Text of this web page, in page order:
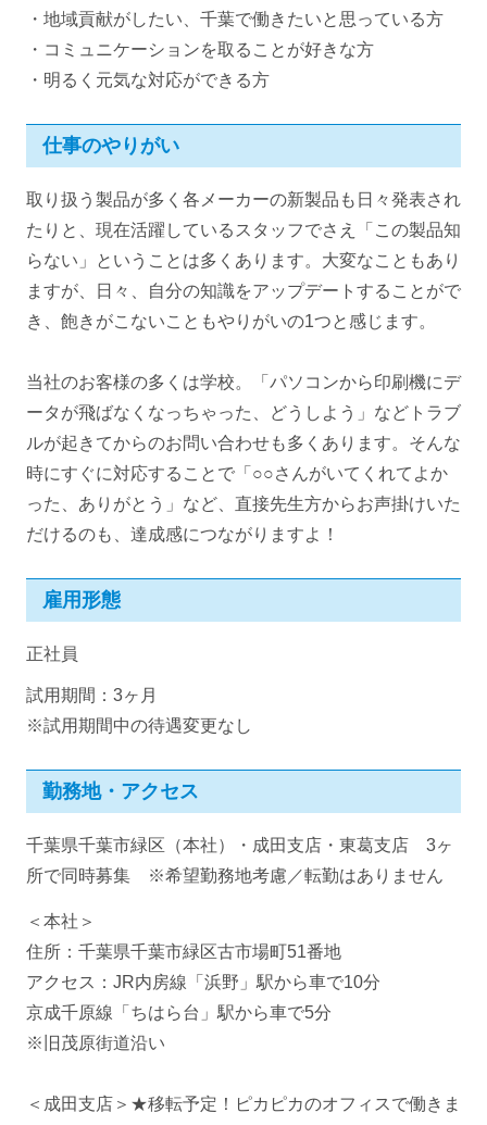
・地域貢献がしたい、千葉で働きたいと思っている方
・コミュニケーションを取ることが好きな方
・明るく元気な対応ができる方
仕事のやりがい
取り扱う製品が多く各メーカーの新製品も日々発表され
たりと、現在活躍しているスタッフでさえ「この製品知
らない」ということは多くあります。大変なこともあり
ますが、日々、自分の知識をアップデートすることがで
き、飽きがこないこともやりがいの1つと感じます。
当社のお客様の多くは学校。「パソコンから印刷機にデ
ータが飛ばなくなっちゃった、どうしよう」などトラブ
ルが起きてからのお問い合わせも多くあります。そんな
時にすぐに対応することで「○○さんがいてくれてよか
った、ありがとう」など、直接先生方からお声掛けいた
だけるのも、達成感につながりますよ！
雇用形態
正社員
試用期間：3ヶ月
※試用期間中の待遇変更なし
勤務地・アクセス
千葉県千葉市緑区（本社）・成田支店・東葛支店 3ヶ
所で同時募集 ※希望勤務地考慮／転勤はありません
＜本社＞
住所：千葉県千葉市緑区古市場町51番地
アクセス：JR内房線「浜野」駅から車で10分
京成千原線「ちはら台」駅から車で5分
※旧茂原街道沿い
＜成田支店＞★移転予定！ピカピカのオフィスで働きま